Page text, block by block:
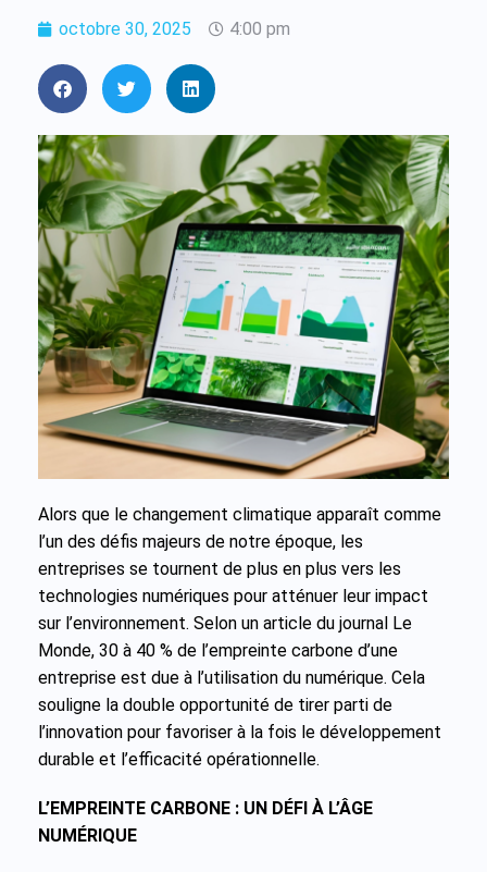
octobre 30, 2025 4:00 pm
Alors que le changement climatique apparaît comme
l’un des défis majeurs de notre époque, les
entreprises se tournent de plus en plus vers les
technologies numériques pour atténuer leur impact
sur l’environnement. Selon un article du journal Le
Monde, 30 à 40 % de l’empreinte carbone d’une
entreprise est due à l’utilisation du numérique. Cela
souligne la double opportunité de tirer parti de
l’innovation pour favoriser à la fois le développement
durable et l’efficacité opérationnelle.
L’EMPREINTE CARBONE : UN DÉFI À L’ÂGE
NUMÉRIQUE